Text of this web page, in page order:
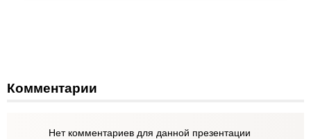
Комментарии
Нет комментариев для данной презентации